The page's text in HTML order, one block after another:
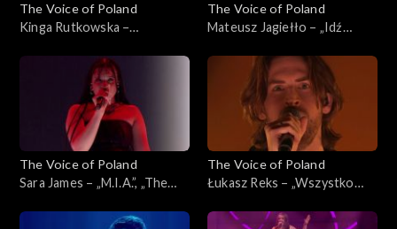
The Voice of Poland
Kinga Rutkowska –
of Poland”, Live 2, 15
listopada 2025
The Voice of Poland
Mateusz Jagiełło – „Idź
Live 2, 15 listopada 2025
The Voice of Poland
Sara James – „M.I.A.”, „The
listopada 2025
The Voice of Poland
Łukasz Reks – „Wszystko
Poland”, Live 2, 15 listopada